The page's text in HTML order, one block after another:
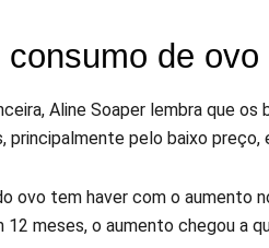
consumo de
Aline Soaper lembra que
principalmente pelo baixo preço,
ovo tem haver com o aumento
12 meses, o aumento chegou a